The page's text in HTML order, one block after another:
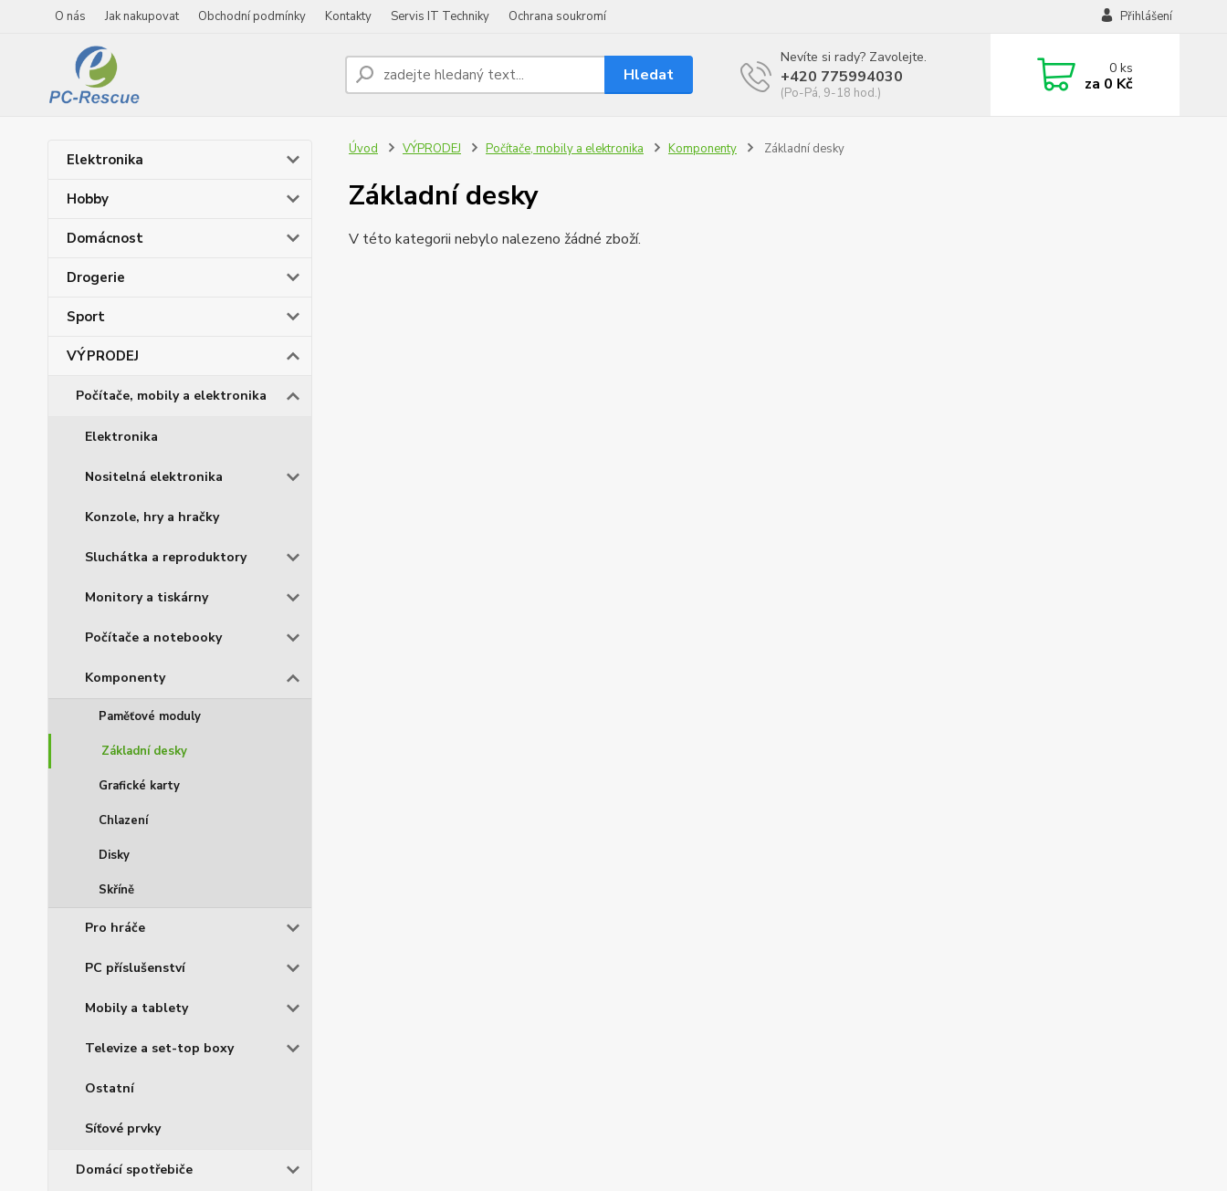
O nás Jak nakupovat Obchodní podmínky Kontakty Servis IT Techniky Ochrana soukromí Přihlášení
Hledat
Nevíte si rady? Zavolejte.
+420 775994030
(Po-Pá, 9-18 hod.)
0ks
za 0 Kč
Elektronika
Hobby
Domácnost
Drogerie
Sport
VÝPRODEJ
Počítače, mobily a elektronika
Elektronika
Nositelná elektronika
Konzole, hry a hračky
Sluchátka a reproduktory
Monitory a tiskárny
Počítače a notebooky
Komponenty
Paměťové moduly
Základní desky
Grafické karty
Chlazení
Disky
Skříně
Pro hráče
PC příslušenství
Mobily a tablety
Televize a set-top boxy
Ostatní
Síťové prvky
Domácí spotřebiče
Úvod VÝPRODEJ Počítače, mobily a elektronika Komponenty Základní desky
Základní desky
V této kategorii nebylo nalezeno žádné zboží.